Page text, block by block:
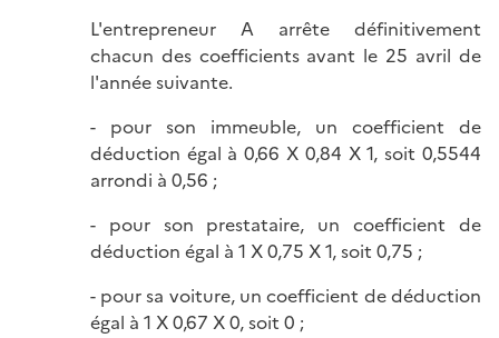
L'entrepreneur A arrête définitivement
chacun des coefficients avant le 25 avril de
l'année suivante.
- pour son immeuble, un coefficient de
déduction égal à 0,66 X 0,84 X 1, soit 0,5544
arrondi à 0,56 ;
- pour son prestataire, un coefficient de
déduction égal à 1 X 0,75 X 1, soit 0,75 ;
- pour sa voiture, un coefficient de déduction
égal à 1 X 0,67 X 0, soit 0 ;